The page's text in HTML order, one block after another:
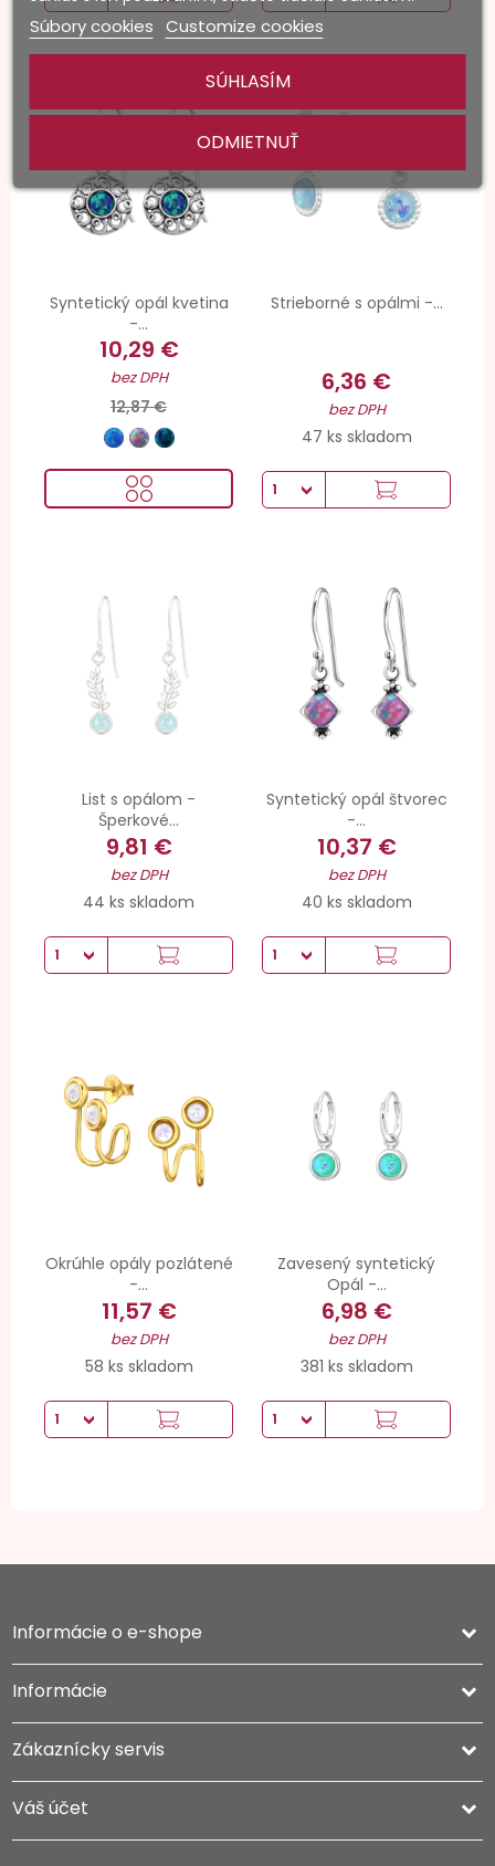
Syntetický opál kvetina
-...
10,29 €
bez DPH
12,87 €
Strieborné s opálmi -...
6,36 €
bez DPH
47 ks skladom
List s opálom -
Šperkové...
9,81 €
bez DPH
44 ks skladom
Syntetický opál štvorec
-...
10,37 €
bez DPH
40 ks skladom
Okrúhle opály pozlátené
-...
11,57 €
bez DPH
58 ks skladom
Zavesený syntetický
Opál -...
6,98 €
bez DPH
381 ks skladom
Informácie o e-shope keyboard_arrow_down
Informácie 
Zákaznícky servis 
Váš účet 
Súbory cookies Customize cookies
ODMIETNUŤ
SÚHLASÍM